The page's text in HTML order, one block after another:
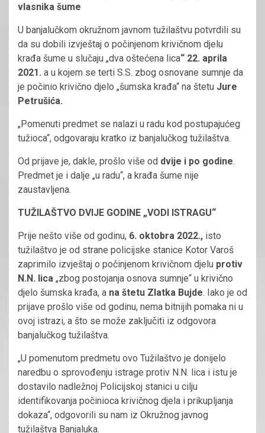
vlasnika šume
U banjalučkom okružnom javnom tužilaštvu potvrdili su
da su dobili izvještaj o počinjenom krivičnom djelu
krađa šume u slučaju „dva oštećena lica“ 22. aprila
2021. a u kojem se terti S.S. zbog osnovane sumnje da
je počinio krivično djelo „šumska krađa“ na štetu Jure
Petrušića.
„Pomenuti predmet se nalazi u radu kod postupajućeg
tužioca“, odgovaraju kratko iz banjalučkog tužilaštva.
Od prijave je, dakle, prošlo više od dvije i po godine.
Predmet je i dalje „u radu“, a krađa šume nije
zaustavljena.
TUŽILAŠTVO DVIJE GODINE „VODI ISTRAGU“
Prije nešto više od godinu, 6. oktobra 2022., isto
tužilaštvo je od strane policijske stanice Kotor Varoš
zaprimilo izvještaj o počinjenom krivičnom djelu protiv
N.N. lica „zbog postojanja osnova sumnje“ u krivično
djelo šumska krađa, a na štetu Zlatka Bujde. Iako je od
prijave prošlo više od godinu, nema bitnijih pomaka ni u
ovoj istrazi, a što se može zaključiti iz odgovora
banjalučkog tužilaštva.
„U pomenutom predmetu ovo Tužilaštvo je donijelo
naredbu o sprovođenju istrage protiv N.N. lica i istu je
dostavilo nadležnoj Policijskoj stanici u cilju
identifikovanja počinioca krivičnog djela i prikupljanja
dokaza“, odgovorili su nam iz Okružnog javnog
tužilaštva Banjaluka.